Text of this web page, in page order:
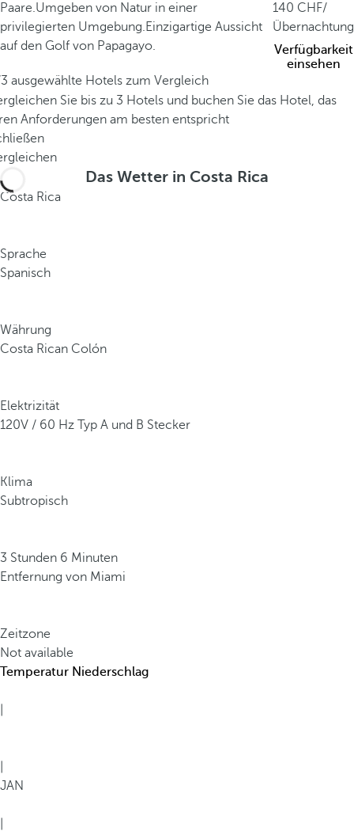
Paare.Umgeben von Natur in einer
privilegierten Umgebung.Einzigartige Aussicht
auf den Golf von Papagayo.
140
/
Übernachtung
Verfügbarkeit
einsehen
ausgewählte Hotels zum Vergleich
Sie bis zu 3 Hotels und buchen Sie das Hotel, das
Anforderungen am besten entspricht
Das Wetter in Costa Rica
Costa Rica
Sprache
Spanisch
Währung
Costa Rican Colón
Elektrizität
120V / 60 Hz Typ A und B Stecker
Klima
Subtropisch
3 Stunden 6 Minuten
Entfernung von Miami
Zeitzone
Not available
Temperatur Niederschlag
JAN
e
r
t
e
e
a
e
e
i
n
A
e
e